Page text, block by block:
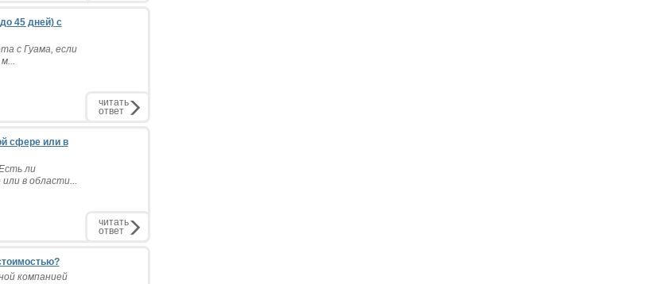
45 дней) с
с Гуама, если
читать
ответ
сфере или в
ли
в области...
читать
ответ
компанией